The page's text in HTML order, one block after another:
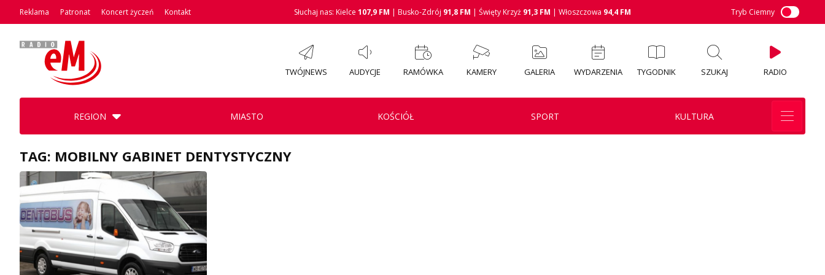
Reklama Patronat Koncert życzeń Kontakt Słuchaj nas: Kielce 107,9 FM | Busko-Zdrój 91,8 FM | Święty Krzyż 91,3 FM | Włoszczowa 94,4 FM Tryb Ciemny
TWÓJNEWS AUDYCJE RAMÓWKA KAMERY GALERIA WYDARZENIA TYGODNIK SZUKAJ RADIO
REGION MIASTO KOŚCIÓŁ SPORT KULTURA
TAG: MOBILNY GABINET DENTYSTYCZNY